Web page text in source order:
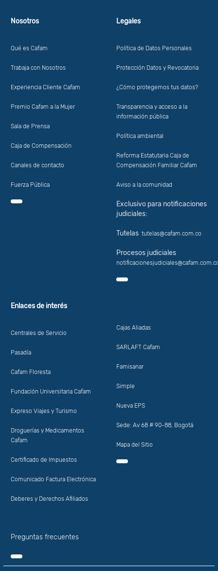
Nosotros
Qué es Cafam
Trabaja con Nosotros
Experiencia Cliente Cafam
Premio Cafam a la Mujer
Sala de Prensa
Caja de Compensación
Canales de contacto
Fuerza Pública
Legales
Política de Datos Personales
Protección Datos y Revocatoria
¿Cómo protegemos tus datos?
Transparencia y acceso a la
información pública
Política ambiental
Reforma Estatutaria Caja de
Compensación Familiar Cafam
Aviso a la comunidad
Exclusivo para notificaciones
judiciales:
Tutelas tutelas@cafam.com.co
Procesos judiciales
Enlaces de interés
Centrales de Servicio
Pasadía
Cafam Floresta
Fundación Universitaria Cafam
Expreso Viajes y Turismo
Droguerías y Medicamentos
Cafam
Certificado de Impuestos
Comunicado Factura Electrónica
Deberes y Derechos Afiliados
Cajas Aliadas
SARLAFT Cafam
Famisanar
Simple
Nueva EPS
Sede: Av 68 # 90-88, Bogotá
Mapa del Sitio
Preguntas frecuentes